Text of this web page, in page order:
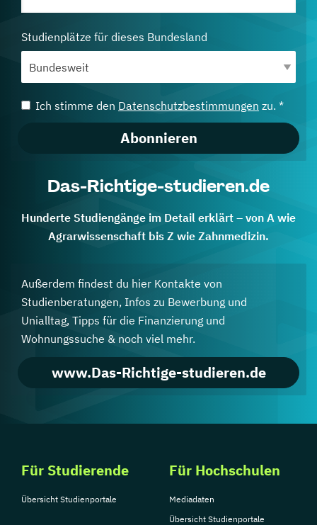
Studienplätze für dieses Bundesland
Ich stimme den Datenschutzbestimmungen zu. *
Abonnieren
Das-Richtige-studieren.de
Hunderte Studiengänge im Detail erklärt – von A wie
Agrarwissenschaft bis Z wie Zahnmedizin.
Außerdem findest du hier Kontakte von
Studienberatungen, Infos zu Bewerbung und
Unialltag, Tipps für die Finanzierung und
Wohnungssuche & noch viel mehr.
www.Das-Richtige-studieren.de
Für Studierende
Übersicht Studienportale
Für Hochschulen
Mediadaten
Übersicht Studienportale